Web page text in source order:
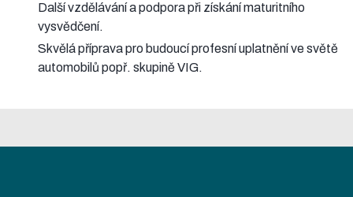
Další vzdělávání a podpora při získání maturitního
vysvědčení.
Skvělá příprava pro budoucí profesní uplatnění ve světě
automobilů popř. skupině VIG.